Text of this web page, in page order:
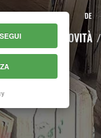
EN DE
ONLINE NOVITÀ